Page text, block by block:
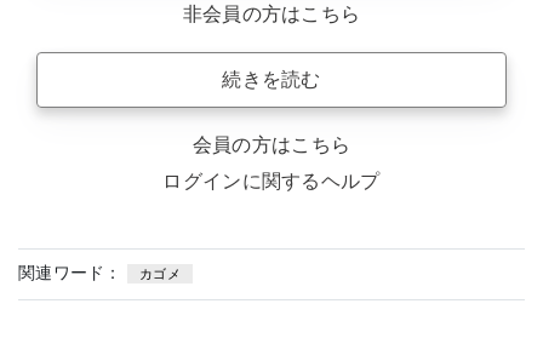
非会員の方はこちら
続きを読む
会員の方はこちら
ログインに関するヘルプ
関連ワード： カゴメ